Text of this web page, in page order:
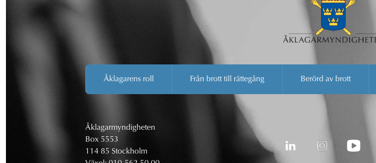
Åklagarens roll Från brott till rättegång Berörd av brott
Åklagarmyndigheten
Box 5553
114 85 Stockholm